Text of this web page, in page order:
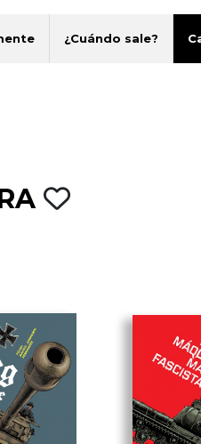
¿Cuándo sale?